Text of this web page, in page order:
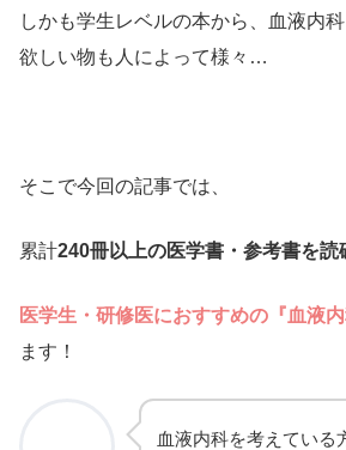
しかも学生レベルの本から、血液内
欲しい物も人によって様々…
そこで今回の記事では、
累計240冊以上の医学書・参考書を読
医学生・研修医におすすめの『血液
ます！
血液内科を考えている